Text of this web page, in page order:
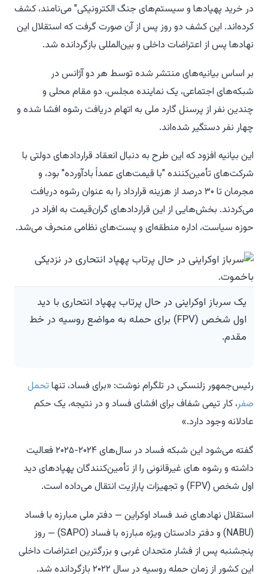
در خرید پهپادها و سیستم‌های جنگ الکترونیکی" می‌نامند، کشف
کرده‌اند. این کشف دو روز پس از آن صورت گرفت که استقلال این
نهادها پس از اعتراضات داخلی و بین‌المللی بازگردانده شد.
بر اساس بیانیه‌های منتشر شده توسط هر دو آژانس در
شبکه‌های اجتماعی، یک نماینده مجلس، دو مقام محلی و
چندین نفر از پرسنل گارد ملی به اتهام دریافت رشوه افشا شده و
چهار نفر دستگیر شده‌اند.
این بیانیه افزود که این طرح به دنبال انعقاد قراردادهای دولتی با
شرکت‌های تأمین‌کننده "با قیمت‌های عمداً بادآورده" بود، و
مجرمان تا ۳۰ درصد از هزینه قرارداد را به عنوان رشوه دریافت
می‌کردند. بخش‌هایی از این قراردادهای گران‌قیمت به افراد در
حوزه سیاست، اداره منطقه‌ای و پست‌های نظامی منحرف می‌شد.
یک سرباز اوکراینی در حال پرتاب پهپاد انتحاری با دید
اول شخص (FPV) برای حمله به مواضع روسیه در خط
مقدم.
رئیس‌جمهور زلنسکی در تلگرام نوشت: «برای فساد، تنها تحمل
صفر، کار تیمی شفاف برای افشای فساد و در نتیجه، یک حکم
عادلانه وجود دارد.»
گفته می‌شود این شبکه فساد در سال‌های ۲۰۲۴-۲۰۲۵ فعالیت
داشته و رشوه های غیرقانونی را از تأمین‌کنندگان پهپادهای دید
اول شخص (FPV) و تجهیزات پارازیت انتقال می‌داده است.
استقلال نهادهای ضد فساد اوکراین — دفتر ملی مبارزه با فساد
(NABU) و دفتر دادستان ویژه مبارزه با فساد (SAPO) — روز
پنجشنبه پس از فشار متحدان غربی و بزرگترین اعتراضات داخلی
این کشور از زمان حمله روسیه در سال ۲۰۲۲ بازگردانده شد.